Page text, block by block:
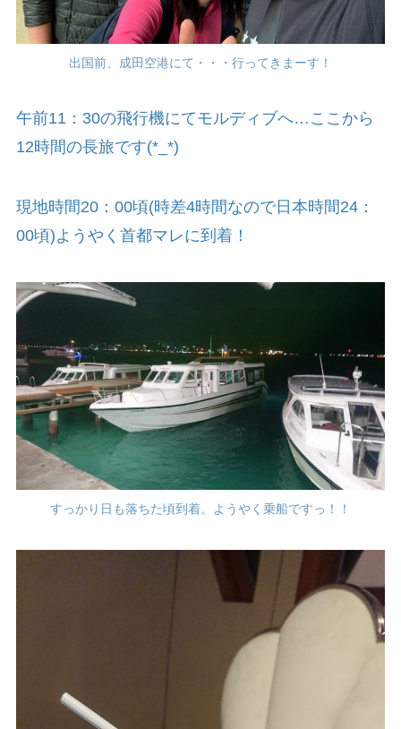
出国前、成田空港にて・・・行ってきまーす！
午前11：30の飛行機にてモルディブへ…ここから
12時間の長旅です(*_*)
現地時間20：00頃(時差4時間なので日本時間24：
00頃)ようやく首都マレに到着！
すっかり日も落ちた頃到着。ようやく乗船ですっ！！